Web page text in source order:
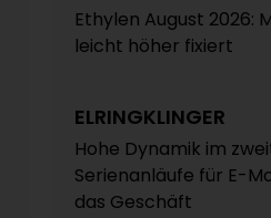
Ethylen August 2026:
leicht höher fixiert
ELRINGKLINGER
Hohe Dynamik im
Serienanläufe für E-
das Geschäft